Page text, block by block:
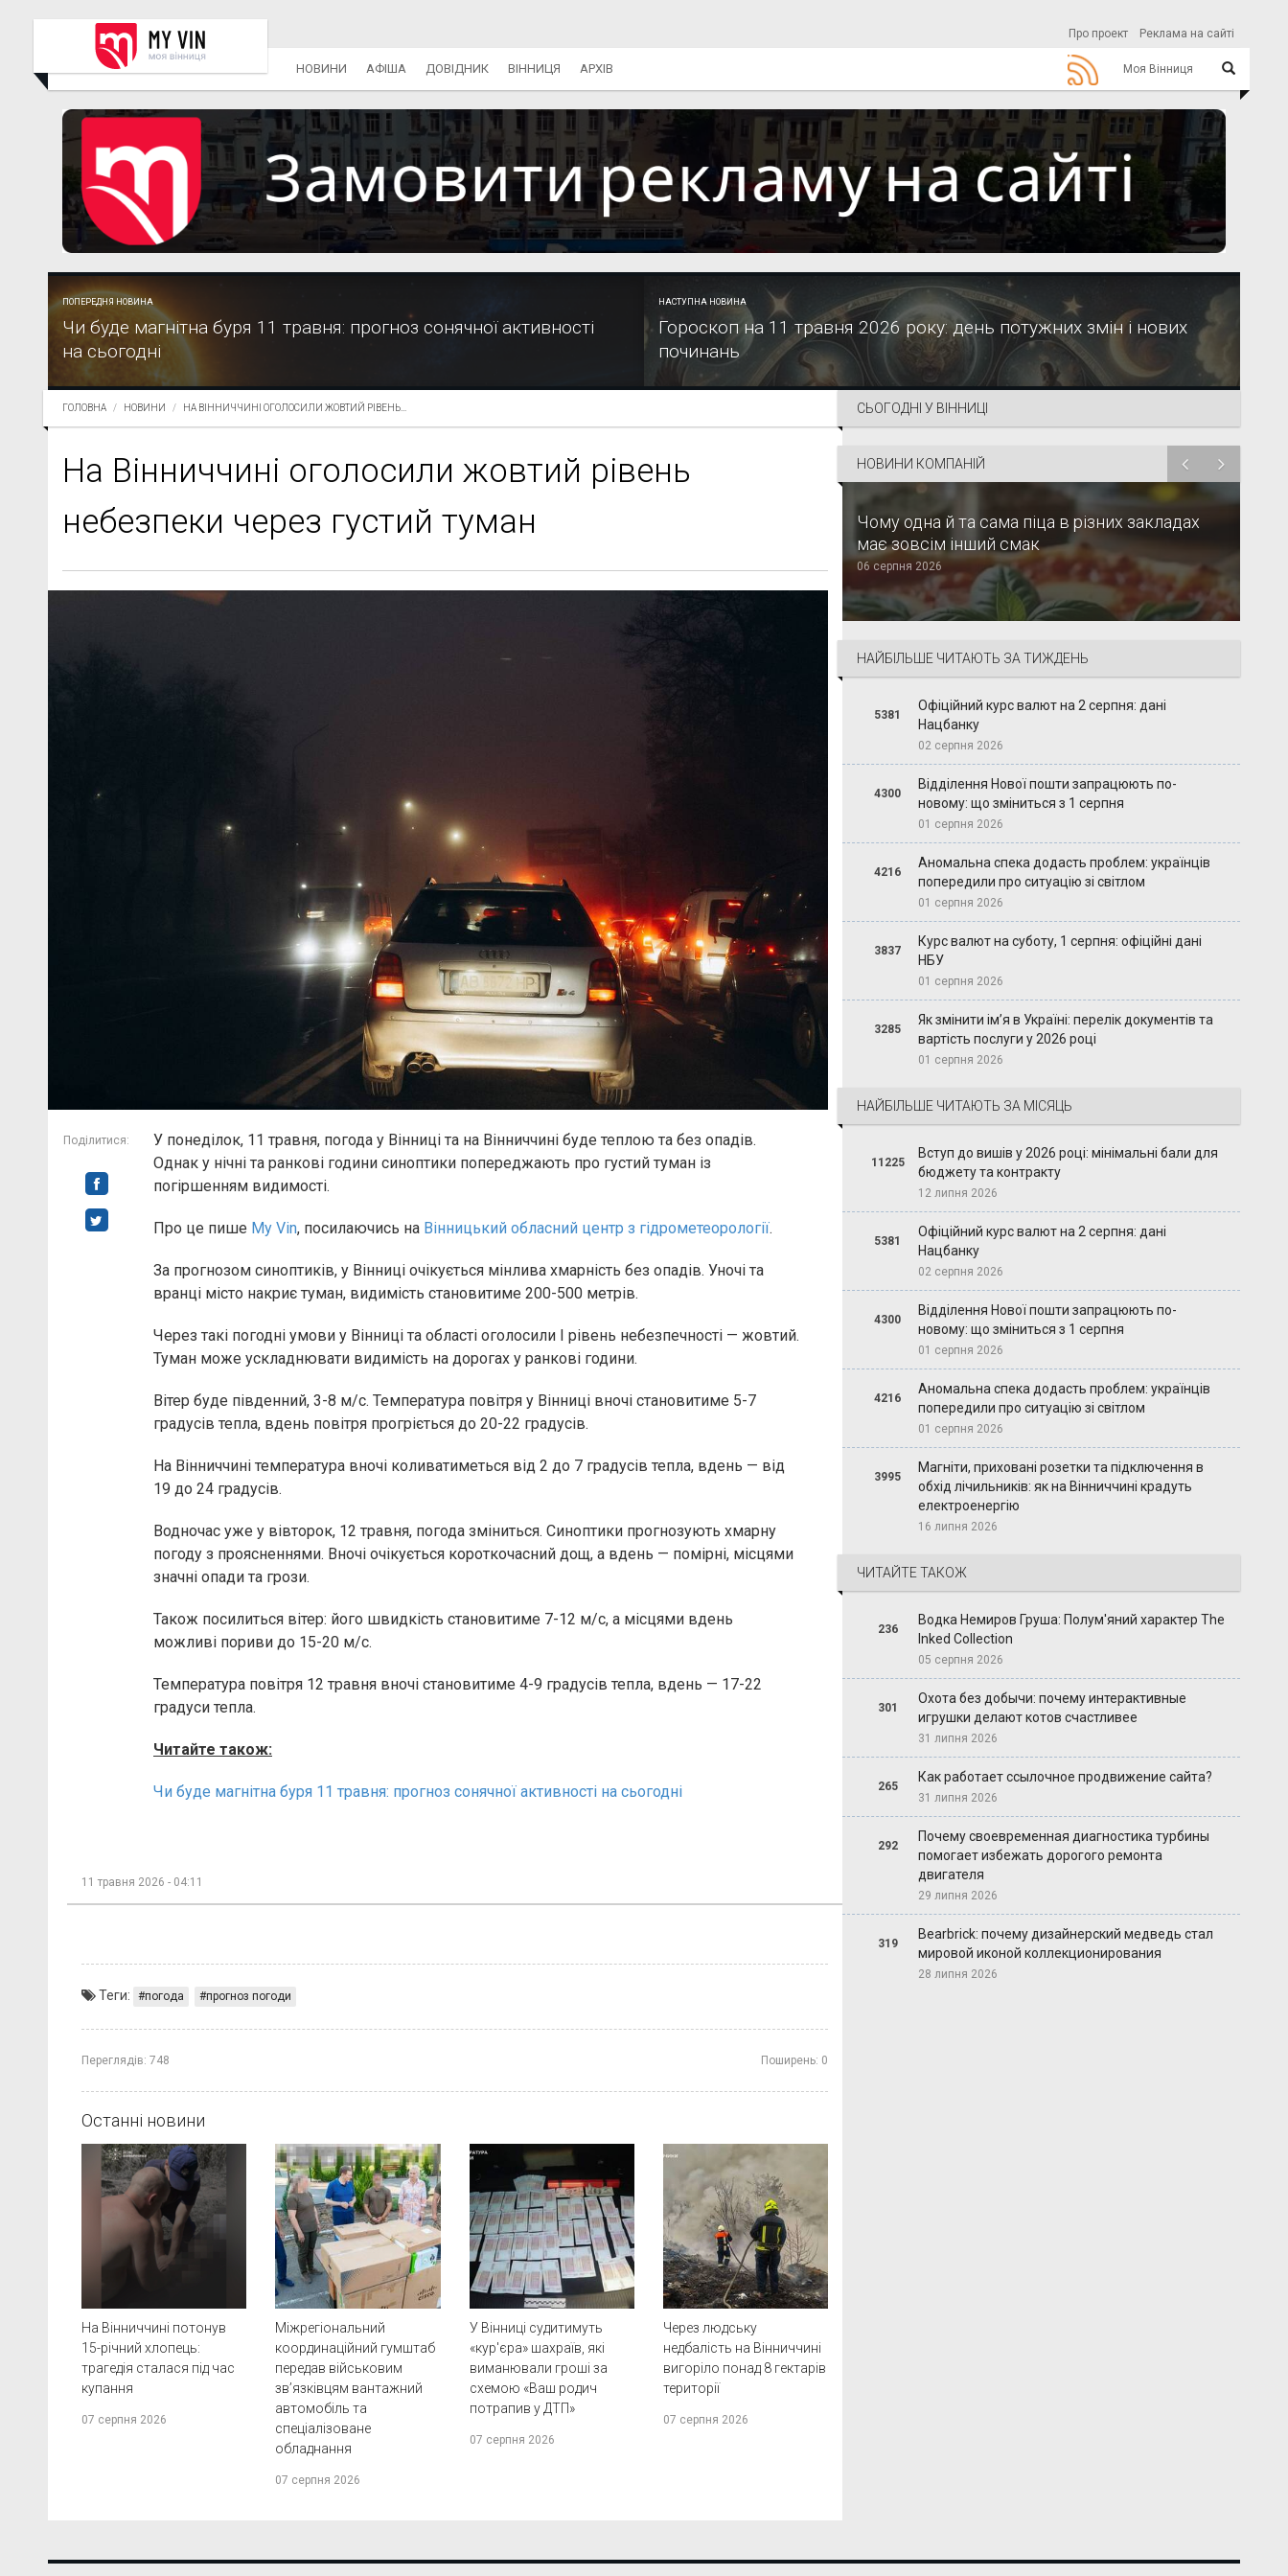
Про проект Реклама на сайті
Моя Вінниця
НОВИНИ АФІША ДОВІДНИК ВІННИЦЯ АРХІВ
ПОПЕРЕДНЯ НОВИНА
Чи буде магнітна буря 11 травня: прогноз сонячної активності
на сьогодні
НАСТУПНА НОВИНА
Гороскоп на 11 травня 2026 року: день потужних змін і нових
починань
ГОЛОВНА НОВИНИ НА ВІННИЧЧИНІ ОГОЛОСИЛИ ЖОВТИЙ РІВЕНЬ...
На Вінниччині оголосили жовтий рівень
небезпеки через густий туман
Поділитися:
У понеділок, 11 травня, погода у Вінниці та на Вінниччині буде теплою та без опадів.
Однак у нічні та ранкові години синоптики попереджають про густий туман із
погіршенням видимості.
Про це пише My Vin, посилаючись на Вінницький обласний центр з гідрометеорології.
За прогнозом синоптиків, у Вінниці очікується мінлива хмарність без опадів. Уночі та
вранці місто накриє туман, видимість становитиме 200-500 метрів.
Через такі погодні умови у Вінниці та області оголосили І рівень небезпечності — жовтий.
Туман може ускладнювати видимість на дорогах у ранкові години.
Вітер буде південний, 3-8 м/с. Температура повітря у Вінниці вночі становитиме 5-7
градусів тепла, вдень повітря прогріється до 20-22 градусів.
На Вінниччині температура вночі коливатиметься від 2 до 7 градусів тепла, вдень — від
19 до 24 градусів.
Водночас уже у вівторок, 12 травня, погода зміниться. Синоптики прогнозують хмарну
погоду з проясненнями. Вночі очікується короткочасний дощ, а вдень — помірні, місцями
значні опади та грози.
Також посилиться вітер: його швидкість становитиме 7-12 м/с, а місцями вдень
можливі пориви до 15-20 м/с.
Температура повітря 12 травня вночі становитиме 4-9 градусів тепла, вдень — 17-22
градуси тепла.
Читайте також:
Чи буде магнітна буря 11 травня: прогноз сонячної активності на сьогодні
11 травня 2026 - 04:11
Теги: погода прогноз погоди
Переглядів: 748 Поширень: 0
Останні новини
На Вінниччині потонув
15-річний хлопець:
трагедія сталася під час
купання
07 серпня 2026
Міжрегіональний
координаційний гумштаб
передав військовим
зв’язківцям вантажний
автомобіль та
спеціалізоване
обладнання
07 серпня 2026
У Вінниці судитимуть
«кур'єра» шахраїв, які
виманювали гроші за
схемою «Ваш родич
потрапив у ДТП»
07 серпня 2026
Через людську
недбалість на Вінниччині
вигоріло понад 8 гектарів
території
07 серпня 2026
СЬОГОДНІ У ВІННИЦІ
НОВИНИ КОМПАНІЙ
Чому одна й та сама піца в різних закладах
має зовсім інший смак
06 серпня 2026
НАЙБІЛЬШЕ ЧИТАЮТЬ ЗА ТИЖДЕНЬ
5381
Офіційний курс валют на 2 серпня: дані
Нацбанку
02 серпня 2026
4300
Відділення Нової пошти запрацюють по-
новому: що зміниться з 1 серпня
01 серпня 2026
4216
Аномальна спека додасть проблем: українців
попередили про ситуацію зі світлом
01 серпня 2026
3837
Курс валют на суботу, 1 серпня: офіційні дані
НБУ
01 серпня 2026
3285
Як змінити ім’я в Україні: перелік документів та
вартість послуги у 2026 році
01 серпня 2026
НАЙБІЛЬШЕ ЧИТАЮТЬ ЗА МІСЯЦЬ
11225
Вступ до вишів у 2026 році: мінімальні бали для
бюджету та контракту
12 липня 2026
5381
Офіційний курс валют на 2 серпня: дані
Нацбанку
02 серпня 2026
4300
Відділення Нової пошти запрацюють по-
новому: що зміниться з 1 серпня
01 серпня 2026
4216
Аномальна спека додасть проблем: українців
попередили про ситуацію зі світлом
01 серпня 2026
3995
Магніти, приховані розетки та підключення в
обхід лічильників: як на Вінниччині крадуть
електроенергію
16 липня 2026
ЧИТАЙТЕ ТАКОЖ
236
Водка Немиров Груша: Полум'яний характер The
Inked Collection
05 серпня 2026
301
Охота без добычи: почему интерактивные
игрушки делают котов счастливее
31 липня 2026
265
Как работает ссылочное продвижение сайта?
31 липня 2026
292
Почему своевременная диагностика турбины
помогает избежать дорогого ремонта
двигателя
29 липня 2026
319
Bearbrick: почему дизайнерский медведь стал
мировой иконой коллекционирования
28 липня 2026